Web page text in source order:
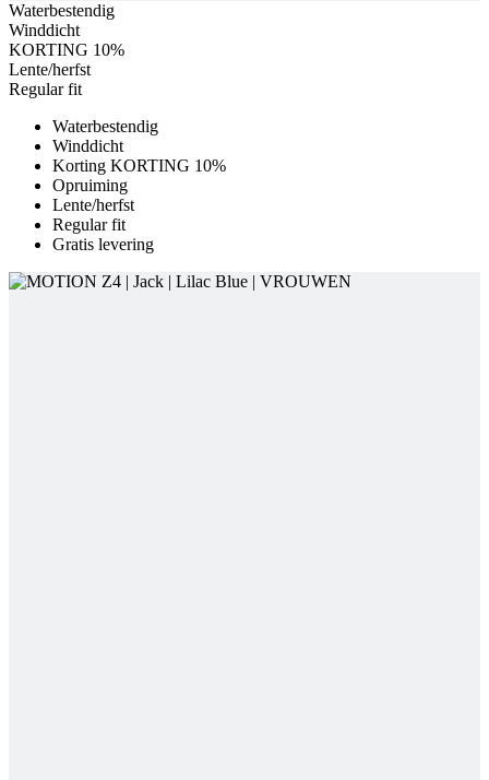
Waterbestendig
Winddicht
KORTING 10%
Lente/herfst
Regular fit
Waterbestendig
Winddicht
Korting KORTING 10%
Opruiming
Lente/herfst
Regular fit
Gratis levering